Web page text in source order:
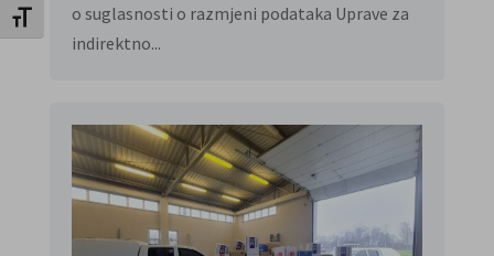
Toggle Font sizeo suglasnosti o razmjeni podataka Uprave za
indirektno...